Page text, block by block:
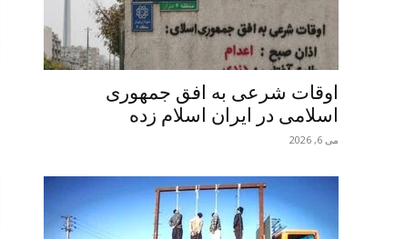
اوقات شرعی به افق جمهوری
اسلامی در ایران اسلام زده
می 6, 2026